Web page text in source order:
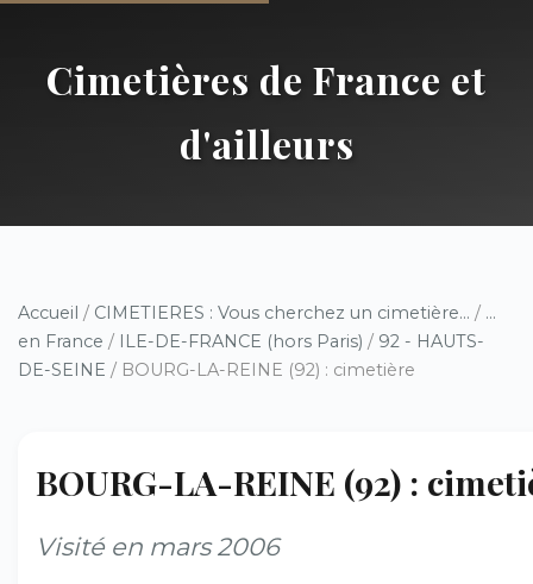
Cimetières de France et
d'ailleurs
Accueil / CIMETIERES : Vous cherchez un cimetière... / ...
en France / ILE-DE-FRANCE (hors Paris) / 92 - HAUTS-
DE-SEINE / BOURG-LA-REINE (92) : cimetière
BOURG-LA-REINE (92) :
Visité en mars 2006